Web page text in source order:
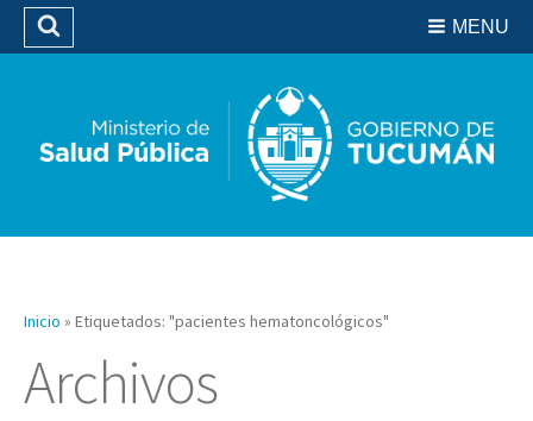
Biblioteca
MENU
Buscar
Inicio » Etiquetados: "pacientes hematoncológicos"
Archivos